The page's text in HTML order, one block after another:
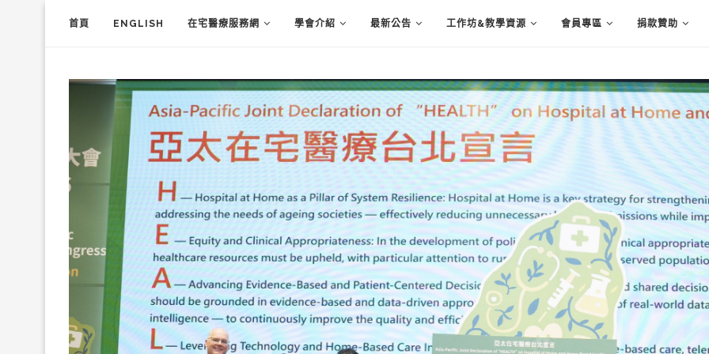
首頁 ENGLISH 在宅醫療服務網 學會介紹 最新公告 工作坊&教學資源 會員專區 捐款贊助